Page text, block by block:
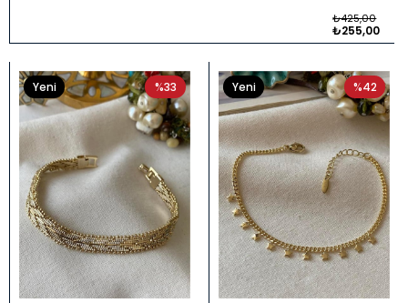
₺255,00
₺425,00
%33
Yeni
Ürün
%42
Yeni
Ürün